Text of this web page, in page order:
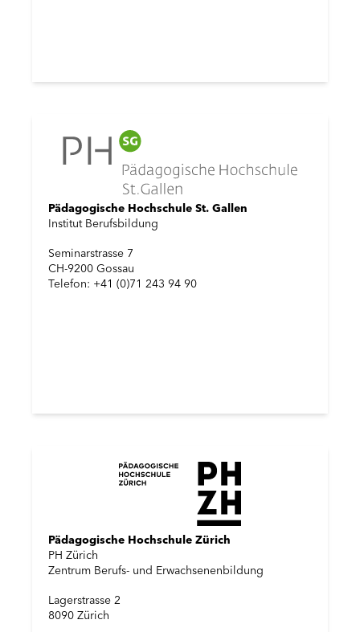
Pädagogische Hochschule St. Gallen
Institut Berufsbildung
Seminarstrasse 7
CH-9200 Gossau
Telefon: +41 (0)71 243 94 90
Pädagogische Hochschule Zürich
PH Zürich
Zentrum Berufs- und Erwachsenenbildung
Lagerstrasse 2
8090 Zürich